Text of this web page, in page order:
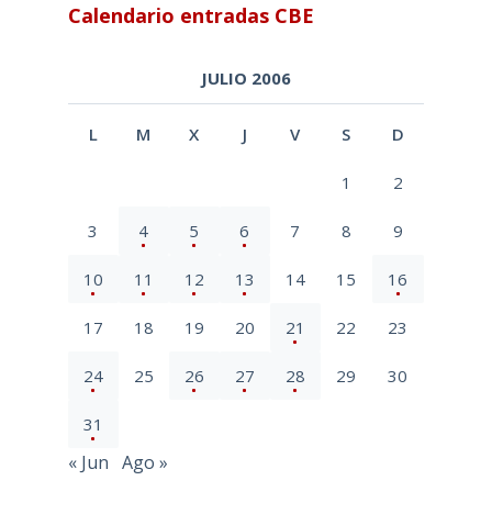
Calendario entradas CBE
JULIO 2006
L M X J V S D
1 2
3 4 5 6 7 8 9
10 11 12 13 14 15 16
17 18 19 20 21 22 23
24 25 26 27 28 29 30
31
« Jun Ago »